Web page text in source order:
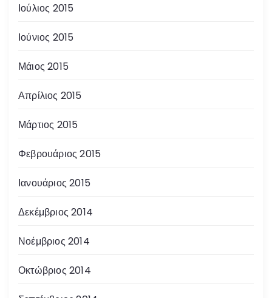
Ιούλιος 2015
Ιούνιος 2015
Μάιος 2015
Απρίλιος 2015
Μάρτιος 2015
Φεβρουάριος 2015
Ιανουάριος 2015
Δεκέμβριος 2014
Νοέμβριος 2014
Οκτώβριος 2014